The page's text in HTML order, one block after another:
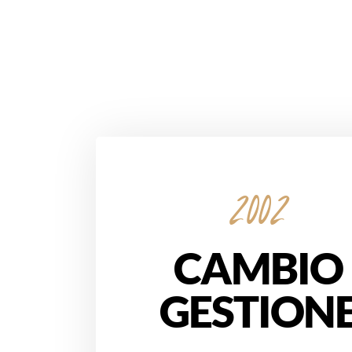
2002
CAMBIO